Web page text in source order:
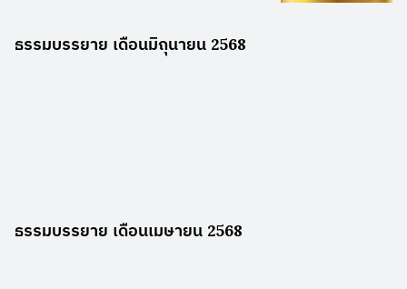
ธรรมบรรยาย เดือนมิถุนายน 2568
ธรรมบรรยาย เดือนเมษายน 2568